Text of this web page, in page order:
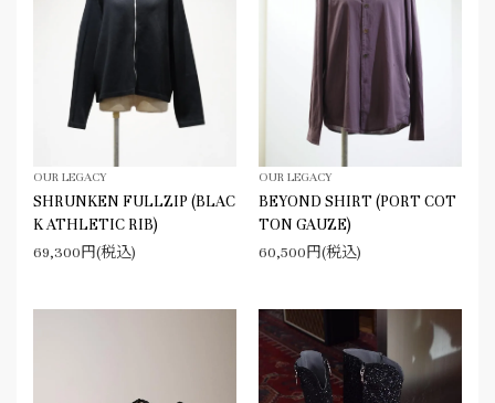
OUR LEGACY
SHRUNKEN FULLZIP (BLAC
K ATHLETIC RIB)
69,300円(税込)
OUR LEGACY
BEYOND SHIRT (PORT COT
TON GAUZE)
60,500円(税込)